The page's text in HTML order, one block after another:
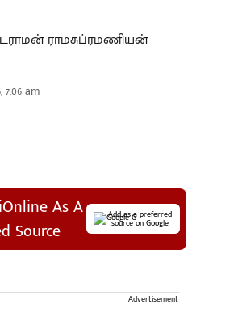
ராமசுப்ரமணியன்
7:06 am
As A
Source
Add as a preferred
source on Google
Advertisement